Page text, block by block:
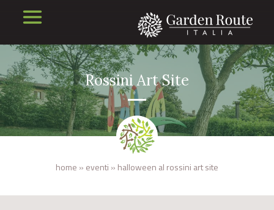
Rossini Art Site
home » eventi » halloween al rossini art site